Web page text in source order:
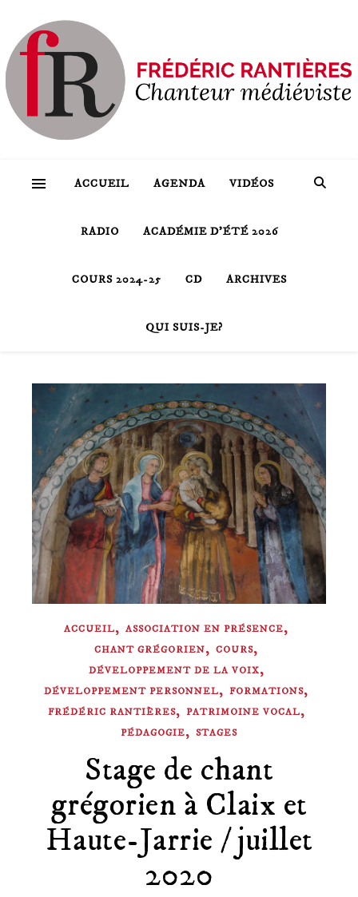
ACCUEIL AGENDA VIDÉOS
RADIO ACADÉMIE D’ÉTÉ 2026
COURS 2024-25 CD ARCHIVES
QUI SUIS-JE?
ACCUEIL, ASSOCIATION EN PRÉSENCE,
CHANT GRÉGORIEN, COURS,
DÉVELOPPEMENT DE LA VOIX,
DÉVELOPPEMENT PERSONNEL, FORMATIONS,
FRÉDÉRIC RANTIÈRES, PATRIMOINE VOCAL,
PÉDAGOGIE, STAGES
Stage de chant
grégorien à Claix et
Haute-Jarrie / juillet
2020